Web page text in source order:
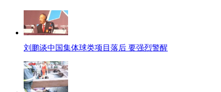
刘鹏谈中国集体球类项目落后 要强烈警醒